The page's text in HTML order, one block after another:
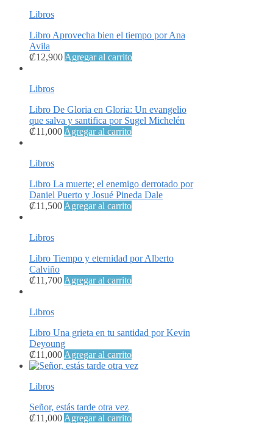
Libros
Libro Aprovecha bien el tiempo por Ana
Avila
₡12,900 Agregar al carrito
Libros
Libro De Gloria en Gloria: Un evangelio
que salva y santifica por Sugel Michelén
₡11,000 Agregar al carrito
Libros
Libro La muerte; el enemigo derrotado por
Daniel Puerto y Josué Pineda Dale
₡11,500 Agregar al carrito
Libros
Libro Tiempo y eternidad por Alberto
Calviño
₡11,700 Agregar al carrito
Libros
Libro Una grieta en tu santidad por Kevin
Deyoung
₡11,000 Agregar al carrito
Libros
Señor, estás tarde otra vez
₡11,000 Agregar al carrito